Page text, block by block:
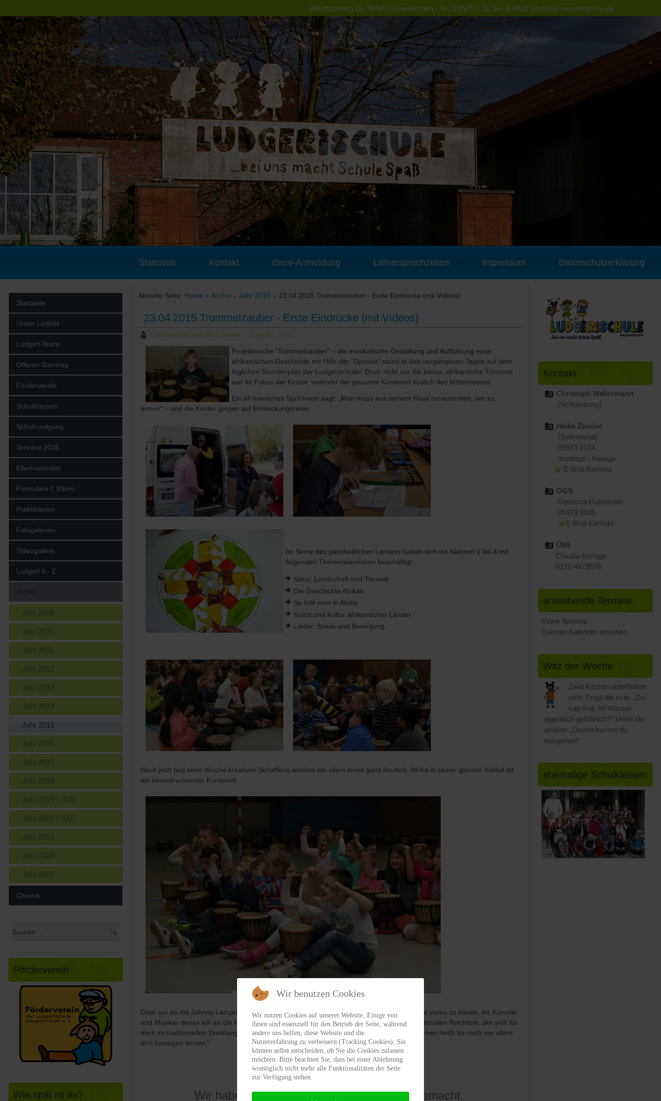
Westfalenring 25, 48485 Neuenkirchen - Tel. 0 59 73 / 31 34 - E-Mail: info@lgs-neuenkirchen.de
Startseite Kontakt IServ-Anmeldung Lehrersprechzeiten Impressum Datenschutzerklärung
Startseite
Unser Leitbild
Ludgeri-Team
Offener Ganztag
Förderverein
Schulklassen
Schulrundgang
Termine 2026
Elternvertreter
Formulare f. Eltern
Praktikanten
Fotogalerien
Videogalerie
Ludgeri A - Z
Jahr 2009
Jahr 2010
Jahr 2011
Jahr 2012
Jahr 2013
Jahr 2014
Jahr 2015
Jahr 2016
Jahr 2017
Jahr 2018
Jahr 2019 / 2020
Jahr 2021 / 2022
Jahr 2023
Jahr 2024
Jahr 2025
Chronik
Förderverein
Wie spät ist es?
Aktuelle Seite: Home Archiv Jahr 2015 23.04.2015 Trommelzauber - Erste Eindrücke (mit Videos)
23.04.2015 Trommelzauber - Erste Eindrücke (mit Videos)
Geschrieben von Max Sander | Zugriffe: 3226
Projektwoche "Trommelzauber" – die musikalische Gestaltung und Aufführung einer
afrikanischen Geschichte mit Hilfe der "Djembe" stand in den vergangenen Tagen auf dem
täglichen Stundenplan der Ludgerischüler. Doch nicht nur die kleine, afrikanische Trommel
war im Fokus der Kinder, vielmehr der gesamte Kontinent südlich des Mittelmeeres.
Ein afrikanisches Sprichwort sagt: „Man muss aus seinem Haus heraustreten, um zu
lernen" – und die Kinder gingen auf Entdeckungsreise.
Im Sinne des ganzheitlichen Lernens haben sich die Klassen 1 bis 4 mit
folgenden Themenbereichen beschäftigt:
Natur, Landschaft und Tierwelt
Die Geschichte Afrikas
So lebt man in Afrika
Kunst und Kultur afrikanischer Länder
Lieder, Spiele und Bewegung
Nach jetzt fast einer Woche kreativen Schaffens wurden vor allem eines ganz deutlich: Afrika in seiner ganzen Vielfalt ist
ein beeindruckender Kontinent.
Oder um es mit Johnny Lamprecht, dem Initiator von "Trommelzauber" zu sagen: „Afrika hat vieles zu bieten. Als Künstler
und Musiker denke ich an die Resourcen des schwarzen Kontinents: Einen ungeheuren kulturellen Reichtum, der sich für
mich im traditionellen Dreiklang Trommeln, Tanzen und Singen ausdrückt. (...) Von Afrika lernen heißt für mich vor allem:
sich bewegen lernen."
Wir haben auch ein paar Videoaufnahmen gemacht.
Kontakt
Christoph Waltermann
(Schulleitung)
Heike Zasche
(Sekretariat)
05973 3134
montags - freitags
E-Mail-Kontakt
OGS
Rebecca Haberkorn
05973 3686
E-Mail-Kontakt
ÜMI
Claudia Berlage
0170 4873578
anstehende Termine
Keine Termine
Ganzen Kalender ansehen
Witz der Woche
Zwei Kerzen unterhalten
sich. Fragt die eine: „Du,
sag mal, ist Wasser
eigentlich gefährlich?“ Meint die
andere: „Davon kannst du
ausgehen!“
ehemalige Schulklassen
Wir benutzen Cookies
Wir nutzen Cookies auf unserer Website. Einige von
ihnen sind essenziell für den Betrieb der Seite, während
andere uns helfen, diese Website und die
Nutzererfahrung zu verbessern (Tracking Cookies). Sie
können selbst entscheiden, ob Sie die Cookies zulassen
möchten. Bitte beachten Sie, dass bei einer Ablehnung
womöglich nicht mehr alle Funktionalitäten der Seite
zur Verfügung stehen.